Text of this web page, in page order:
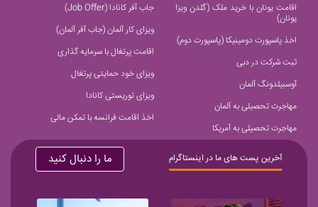
اقامت یونان با خرید ملک (گلدن ویزا
یونان)
اخذ پاسپورت دومینیکا (پاسپورت دوم)
ثبت شرکت در دبی
آوسبیلدونگ آلمان
مهاجرت تحصیلی به آلمان
مهاجرت تحصیلی به آمریکا
جاب آفر کانادا (Job Offer)
ویزای کار آلمان (جاب آفر آلمان)
اقامت پرتغال با سرمایه گذاری
ویزای خود حمایتی پرتغال
ویزای توریستی کانادا
اخذ اقامت فرانسه با تمکن مالی
آخرین پست های ما در اینستاگرام ما را دنبال کنید